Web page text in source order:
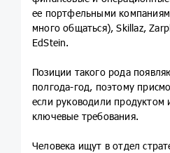
ее портфельными
много общаться), Skillaz,
EdStein.
Позиции такого рода
полгода-год, поэтому
если руководили продуктом
ключевые требования.
Человека ищут в отдел